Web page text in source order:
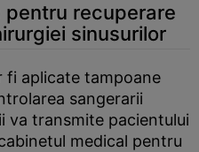
recuperare
sinusurilor
fi aplicate tampoane
sangerarii
va transmite pacientului
medical pentru